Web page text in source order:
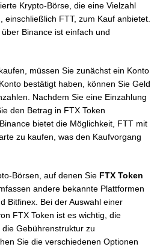
Krypto-Börse, die eine Vielzahl
einschließlich FTT, zum Kauf anbietet.
Binance ist einfach und
müssen Sie zunächst ein Konto
bestätigt haben, können Sie Geld
Nachdem Sie eine Einzahlung
den Betrag in FTX Token
bietet die Möglichkeit, FTT mit
zu kaufen, was den Kaufvorgang
Börsen, auf denen Sie FTX Token
andere bekannte Plattformen
Bitfinex. Bei der Auswahl einer
FTX Token ist es wichtig, die
Gebührenstruktur zu
Sie die verschiedenen Optionen